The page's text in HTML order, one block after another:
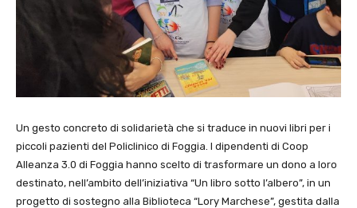
Un gesto concreto di solidarietà che si traduce in nuovi libri per i
piccoli pazienti del Policlinico di Foggia. I dipendenti di Coop
Alleanza 3.0 di Foggia hanno scelto di trasformare un dono a loro
destinato, nell’ambito dell’iniziativa “Un libro sotto l’albero”, in un
progetto di sostegno alla Biblioteca “Lory Marchese”, gestita dalla